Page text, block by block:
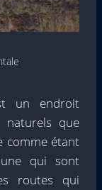
un endroit
naturels que
comme étant
qui sont
routes qui